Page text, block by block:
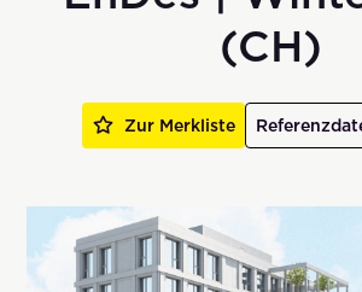
(CH)
Zur Merkliste